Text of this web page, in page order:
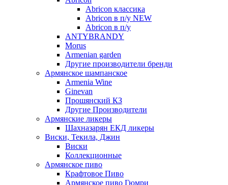
Abricon классика
Abricon в п/у NEW
Abricon в п/у
ANTYBRANDY
Morus
Armenian garden
Другие производители бренди
Армянское шампанское
Armenia Wine
Ginevan
Прошянский КЗ
Другие Производители
Армянские ликеры
Шахназарян ЕКД ликеры
Виски, Текила, Джин
Виски
Коллекционные
Армянское пиво
Крафтовое Пиво
Армянское пиво Гюмри